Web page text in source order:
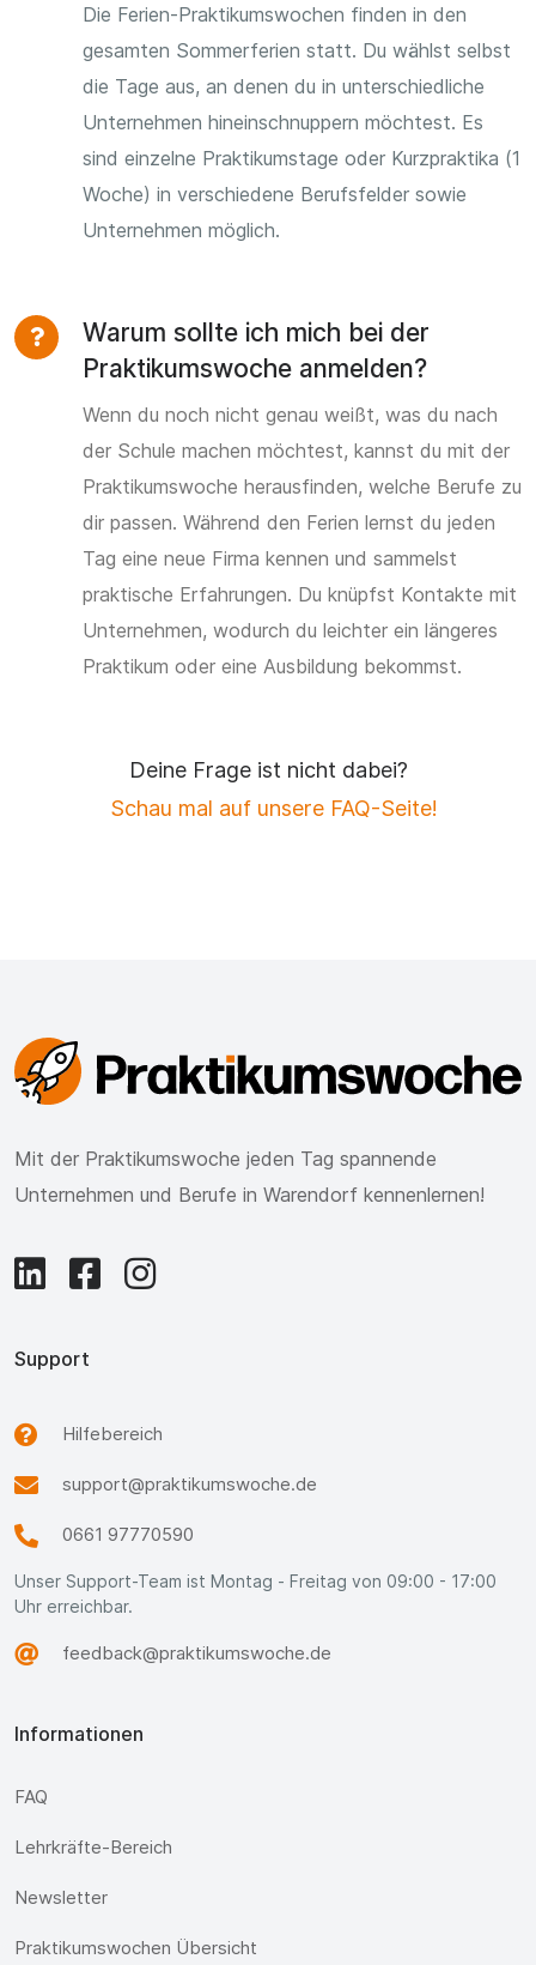
Die Ferien-Praktikumswochen finden in den
gesamten Sommerferien statt. Du wählst selbst
die Tage aus, an denen du in unterschiedliche
Unternehmen hineinschnuppern möchtest. Es
sind einzelne Praktikumstage oder Kurzpraktika (1
Woche) in verschiedene Berufsfelder sowie
Unternehmen möglich.
Warum sollte ich mich bei der
Praktikumswoche anmelden?
Wenn du noch nicht genau weißt, was du nach
der Schule machen möchtest, kannst du mit der
Praktikumswoche herausfinden, welche Berufe zu
dir passen. Während den Ferien lernst du jeden
Tag eine neue Firma kennen und sammelst
praktische Erfahrungen. Du knüpfst Kontakte mit
Unternehmen, wodurch du leichter ein längeres
Praktikum oder eine Ausbildung bekommst.
Deine Frage ist nicht dabei?
Schau mal auf unsere FAQ-Seite!
Mit der Praktikumswoche jeden Tag spannende
Unternehmen und Berufe in Warendorf kennenlernen!
Support
Hilfebereich
support@praktikumswoche.de
0661 97770590
Unser Support-Team ist Montag - Freitag von 09:00 - 17:00
Uhr erreichbar.
feedback@praktikumswoche.de
Informationen
FAQ
Lehrkräfte-Bereich
Newsletter
Praktikumswochen Übersicht